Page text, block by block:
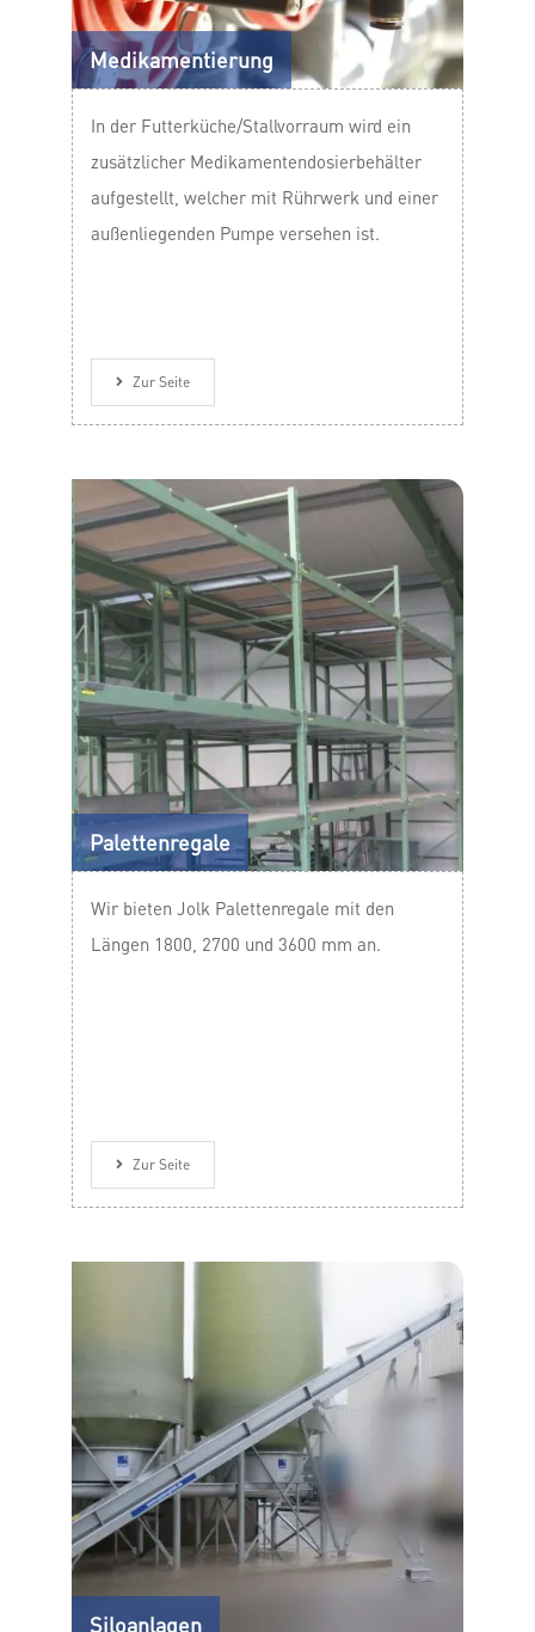
Medikamentierung
In der Futterküche/Stallvorraum wird ein
zusätzlicher Medikamentendosierbehälter
aufgestellt, welcher mit Rührwerk und einer
außenliegenden Pumpe versehen ist.
Zur Seite
Palettenregale
Wir bieten Jolk Palettenregale mit den
Längen 1800, 2700 und 3600 mm an.
Zur Seite
Siloanlagen